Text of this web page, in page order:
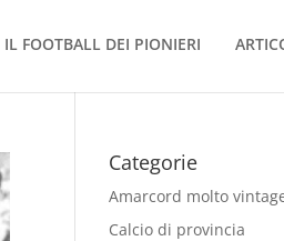
IL FOOTBALL DEI PIONIERI
Categorie
Amarcord molto
Calcio di provincia